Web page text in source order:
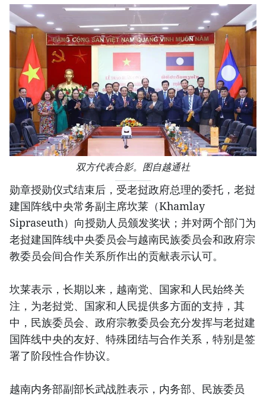
双方代表合影。图自越通社
勋章授勋仪式结束后，受老挝政府总理的委托，老挝
建国阵线中央常务副主席坎莱（Khamlay
Sipraseuth）向授勋人员颁发奖状；并对两个部门为
老挝建国阵线中央委员会与越南民族委员会和政府宗
教委员会间合作关系所作出的贡献表示认可。
坎莱表示，长期以来，越南党、国家和人民始终关
注，为老挝党、国家和人民提供多方面的支持，其
中，民族委员会、政府宗教委员会充分发挥与老挝建
国阵线中央的友好、特殊团结与合作关系，特别是签
署了阶段性合作协议。
越南内务部副部长武战胜表示，内务部、民族委员